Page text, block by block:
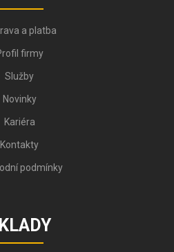
a platba
firmy
Služby
Novinky
Kariéra
Kontakty
podmínky